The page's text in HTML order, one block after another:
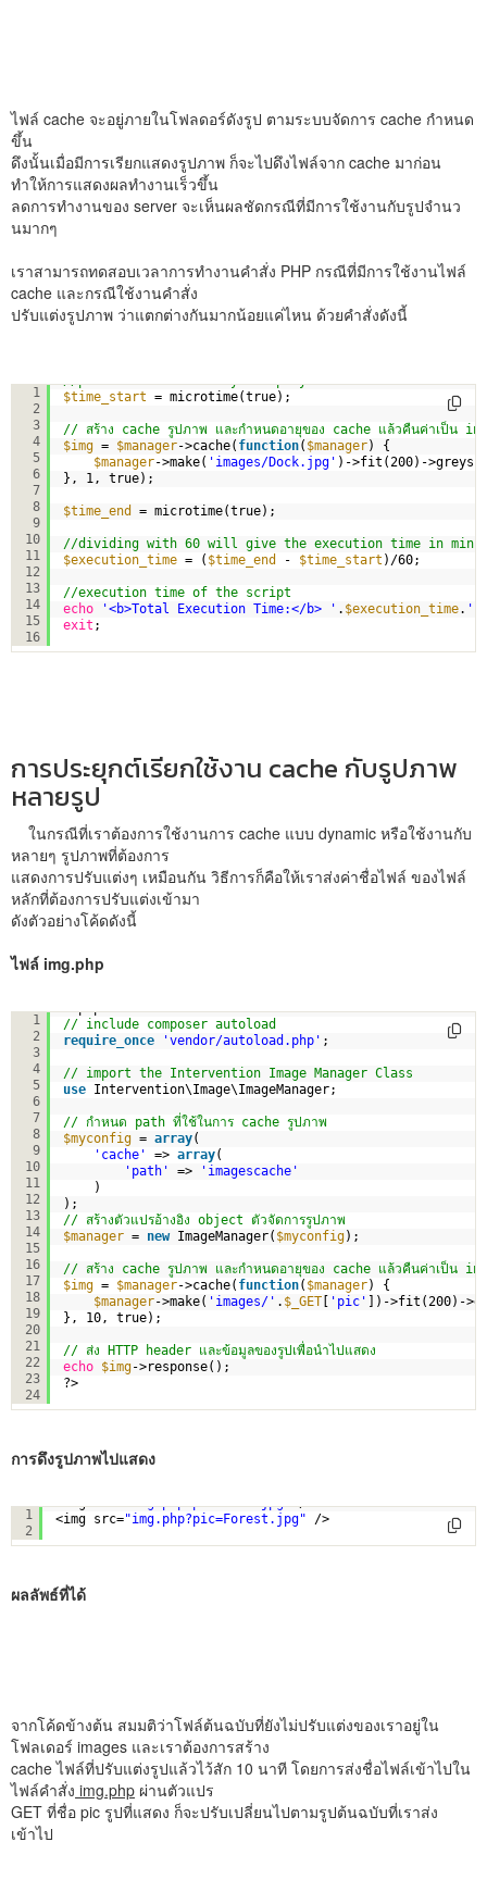
ไฟล์ cache จะอยู่ภายในโฟลดอร์ดังรูป ตามระบบจัดการ cache กำหนด
ขึ้น
ดึงนั้นเมื่อมีการเรียกแสดงรูปภาพ ก็จะไปดึงไฟล์จาก cache มาก่อน
ทำให้การแสดงผลทำงานเร็วขึ้น
ลดการทำงานของ server จะเห็นผลชัดกรณีที่มีการใช้งานกับรูปจำนว
นมากๆ
เราสามารถทดสอบเวลาการทำงานคำสั่ง PHP กรณีที่มีการใช้งานไฟล์
cache และกรณีใช้งานคำสั่ง
ปรับแต่งรูปภาพ ว่าแตกต่างกันมากน้อยแค่ไหน ด้วยคำสั่งดังนี้
1
2
3
4
5
6
7
8
9
10
11
12
13
14
15
16
$time_start = microtime(true);
// สร้าง cache รูปภาพ และกำหนดอายุของ cache แล้วคืนค่าเป็
$img = $manager->cache( function( $manager) {
$manager->make( 'images/Dock.jpg' )->fit(200)-
}, 1, true);
$time_end = microtime(true);
//dividing with 60 will give the execution time in
$execution_time = ( $time_end - $time_start )/60;
//execution time of the script
echo
'<b>Total Execution Time:</b> ' . $execution_time. '
exit ;
การประยุกต์เรียกใช้งาน cache กับรูปภาพ
หลายรูป
ในกรณีที่เราต้องการใช้งานการ cache แบบ dynamic หรือใช้งานกับ
หลายๆ รูปภาพที่ต้องการ
แสดงการปรับแต่งๆ เหมือนกัน วิธีการก็คือให้เราส่งค่าชื่อไฟล์ ของไฟล์
หลักที่ต้องการปรับแต่งเข้ามา
ดังตัวอย่างโค้ดดังนี้
ไฟล์ img.php
1
2
3
4
5
6
7
8
9
10
11
12
13
14
15
16
17
18
19
20
21
22
23
24
// include composer autoload
require_once
'vendor/autoload.php' ;
// import the Intervention Image Manager Class
use Intervention\Image\ImageManager;
// กำหนด path ที่ใช้ในการ cache รูปภาพ
$myconfig = array(
'cache'
=> array(
'path'
=>
'imagescache'
)
);
// สร้างตัวแปรอ้างอิง object ตัวจัดการรูปภาพ
$manager = new ImageManager( $myconfig);
// สร้าง cache รูปภาพ และกำหนดอายุของ cache แล้วคืนค่าเป็
$img = $manager->cache( function( $manager) {
$manager->make( 'images/' . $_GET [ 'pic' ])->fit(200)-
}, 10, true);
// ส่ง HTTP header และข้อมูลของรูปเพื่อนำไปแสดง
echo $img->response();
?>
การดึงรูปภาพไปแสดง
1
2
<img src="img.php?pic=Forest.jpg" />
ผลลัพธ์ที่ได้
จากโค้ดข้างต้น สมมติว่าโฟล์ต้นฉบับที่ยังไม่ปรับแต่งของเราอยู่ใน
โฟลเดอร์ images และเราต้องการสร้าง
cache ไฟล์ที่ปรับแต่งรูปแล้วไว้สัก 10 นาที โดยการส่งชื่อไฟล์เข้าไปใน
ไฟล์คำสั่ง img.php ผ่านตัวแปร
GET ที่ชื่อ pic รูปที่แสดง ก็จะปรับเปลี่ยนไปตามรูปต้นฉบับที่เราส่ง
เข้าไป